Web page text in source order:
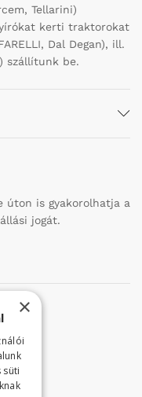
Tellarini)
kerti traktorokat
Dal Degan), ill.
szállítunk be.
úton is gyakorolhatja a
jogát.
×
süti